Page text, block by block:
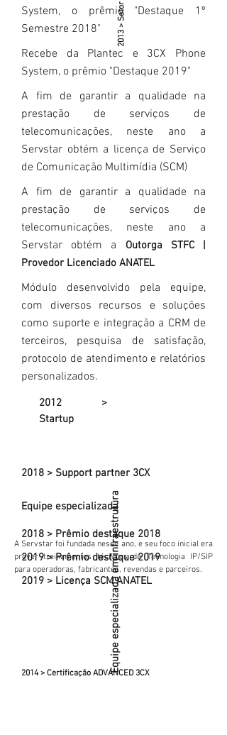
System, o prêmio "Destaque 1º
Semestre 2018"
Recebe da Plantec e 3CX Phone
System, o prêmio "Destaque 2019"
A fim de garantir a qualidade na
prestação de serviços de
telecomunicações, neste ano a
Servstar obtém a licença de Serviço
de Comunicação Multimídia (SCM)
A fim de garantir a qualidade na
prestação de serviços de
telecomunicações, neste ano a
Servstar obtém a
Outorga STFC |
Provedor Licenciado ANATEL
Módulo desenvolvido pela equipe,
com diversos recursos e soluções
como suporte e integração a CRM de
terceiros, pesquisa de satisfação,
protocolo de atendimento e relatórios
personalizados.
2012 >
Startup
2018 > Support partner 3CX
Equipe especializada
2018 > Prêmio destaque 2018
2019 > Prêmio destaque 2019
2019 > Licença SCM ANATEL
Equipe especializada em infraestrutura
2014 > Certificação ADVANCED 3CX
A Servstar foi fundada nesse ano, e seu foco inicial era
prover treinamentos técnicos deTecnologia IP/SIP
para operadoras, fabricantes, revendas e parceiros.